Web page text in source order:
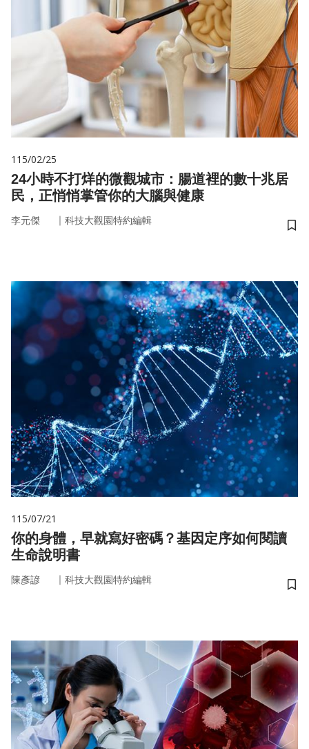
115/02/25
24小時不打烊的微觀城市：腸道裡的數十兆居
民，正悄悄掌管你的大腦與健康
李元傑 ｜ 科技大觀園特約編輯
儲
115/07/21
你的身體，早就寫好密碼？基因定序如何閱讀
生命說明書
陳彥諺 ｜ 科技大觀園特約編輯
儲